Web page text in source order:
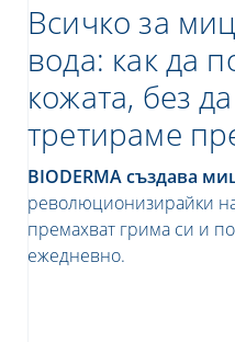
NEWSLETTER
Всичко за
вода: как да
кожата, без
третираме
BIODERMA създава
революционизирайки
премахват грима си и
ежедневно.